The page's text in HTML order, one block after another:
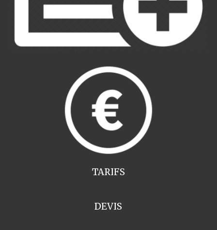
TARIFS
DEVIS